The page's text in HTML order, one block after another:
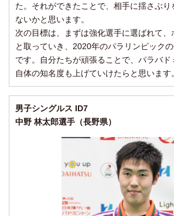
た。それができたことで、相手に揺さぶり
ないかと思います。
次の目標は、まずは強化選手に選ばれて、
と取っていき、2020年のパラリンピック
です。自分たちが頑張ることで、パラバ
自体の知名度も上げていけたらと思います。
男子シングルス ID7
中野 林太郎選手（長野県）